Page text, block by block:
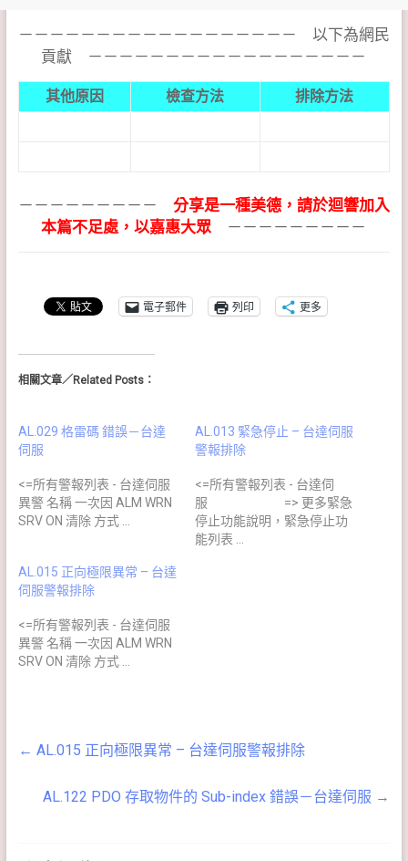
－－－－－－－－－－－－－－－－－－ 以下為網民
貢獻 －－－－－－－－－－－－－－－－－－
其他原因 檢查方法 排除方法
－－－－－－－－－ 分享是一種美德，請於迴響加入
本篇不足處，以嘉惠大眾 －－－－－－－－－
電子郵件 列印 更多
相關文章／Related Posts：
AL.029 格雷碼 錯誤－台達
伺服
<=所有警報列表 - 台達伺服
異警 名稱 一次因 ALM WRN
SRV ON 清除 方式 …
AL.013 緊急停止 – 台達伺服
警報排除
<=所有警報列表 - 台達伺
服 => 更多緊急
停止功能說明，緊急停止功
能列表 …
AL.015 正向極限異常 – 台達
伺服警報排除
<=所有警報列表 - 台達伺服
異警 名稱 一次因 ALM WRN
SRV ON 清除 方式 …
← AL.015 正向極限異常 – 台達伺服警報排除
AL.122 PDO 存取物件的 Sub-index 錯誤－台達伺服 →